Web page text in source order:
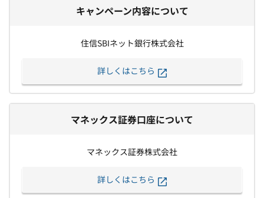
キャンペーン内容について
住信SBIネット銀行株式会社
詳しくはこちら
マネックス証券口座について
マネックス証券株式会社
詳しくはこちら